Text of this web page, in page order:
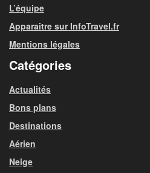
L’équipe
Apparaitre sur InfoTravel.fr
Mentions légales
Catégories
Actualités
Bons plans
Destinations
Aérien
Neige